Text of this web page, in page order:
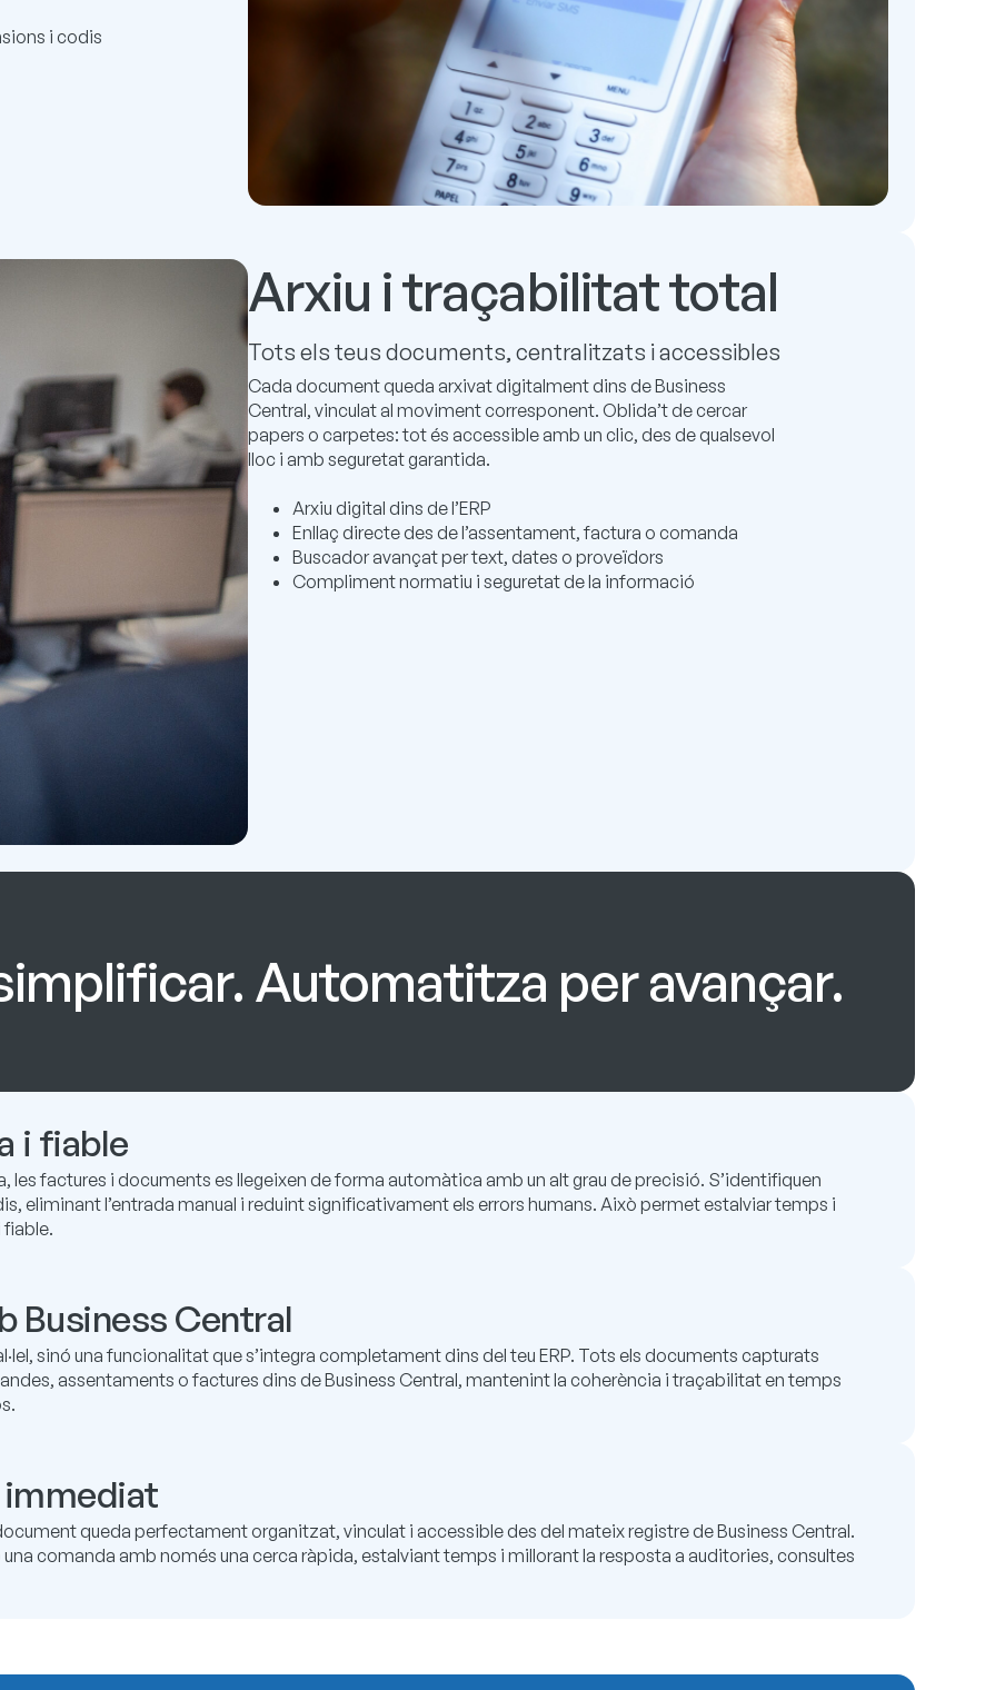
i codis
Arxiu i traçabilitat total
Tots els teus documents, centralitzats i accessibles
Cada document queda arxivat digitalment dins de Business
Central, vinculat al moviment corresponent. Oblida’t de cercar
papers o carpetes: tot és accessible amb un clic, des de qualsevol
lloc i amb seguretat garantida.
Arxiu digital dins de l’ERP
Enllaç directe des de l’assentament, factura o comanda
Buscador avançat per text, dates o proveïdors
Compliment normatiu i seguretat de la informació
Automatitza per avançar.
i fiable
les factures i documents es llegeixen de forma automàtica amb un alt grau de precisió. S’identifiquen
eliminant l’entrada manual i reduint significativament els errors humans. Això permet estalviar temps i
Business Central
sinó una funcionalitat que s’integra completament dins del teu ERP. Tots els documents capturats
assentaments o factures dins de Business Central, mantenint la coherència i traçabilitat en temps
queda perfectament organitzat, vinculat i accessible des del mateix registre de Business Central.
comanda amb només una cerca ràpida, estalviant temps i millorant la resposta a auditories, consultes